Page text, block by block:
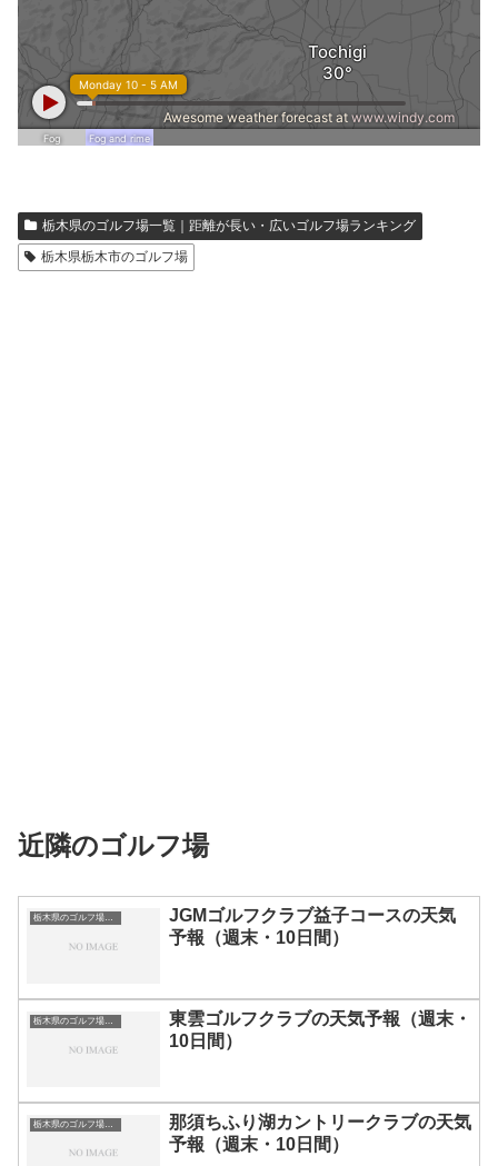
栃木県のゴルフ場一覧｜距離が長い・広いゴルフ場ランキング
栃木県栃木市のゴルフ場
近隣のゴルフ場
栃木県のゴルフ場一覧｜距離が長い・広いゴルフ場ランキング
JGMゴルフクラブ益子コースの天気
予報（週末・10日間）
栃木県のゴルフ場一覧｜距離が長い・広いゴルフ場ランキング
東雲ゴルフクラブの天気予報（週末・
10日間）
栃木県のゴルフ場一覧｜距離が長い・広いゴルフ場ランキング
那須ちふり湖カントリークラブの天気
予報（週末・10日間）